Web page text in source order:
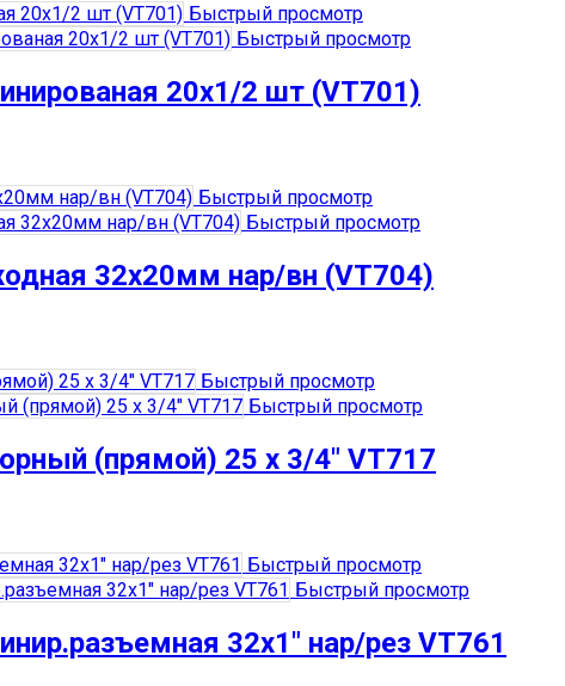
Быстрый просмотр
Быстрый просмотр
20х1/2 шт (VT701)
Быстрый просмотр
Быстрый просмотр
32х20мм нар/вн (VT704)
Быстрый просмотр
Быстрый просмотр
(прямой) 25 х 3/4″ VT717
Быстрый просмотр
Быстрый просмотр
32х1″ нар/рез VT761